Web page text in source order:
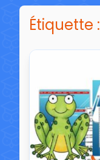
Étiquette :